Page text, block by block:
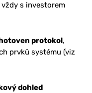
s investorem
protokol,
prvků systému (viz
dohled